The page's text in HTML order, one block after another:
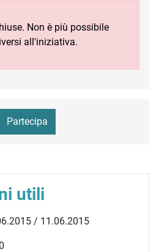
Non è più possibile
all'iniziativa.
Partecipa
utili
/ 11.06.2015